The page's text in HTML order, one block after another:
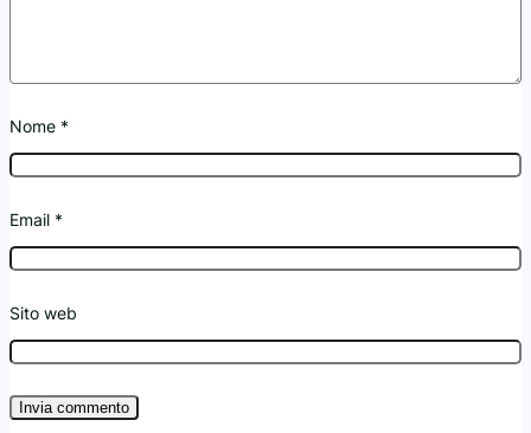
Nome *
Email *
Sito web